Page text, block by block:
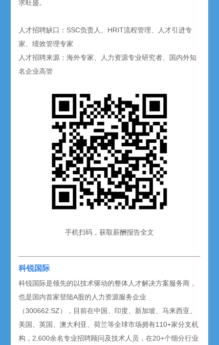
求旺盛。
人才招聘缺口：SSC负责人、HRIT流程管理、人才引进专
家、绩效管理专家
人才招聘来源：海外专家、人力资源专业研究者、国内外知
名企业高管
手机扫码，获取薪酬报告全文
科锐国际
科锐国际是领先的以技术驱动的整体人才解决方案服务商，
也是国内首家登陆A股的人力资源服务企业
（300662.SZ），目前在中国、印度、新加坡、马来西亚、
美国、英国、澳大利亚、荷兰等全球市场拥有110+家分支机
构，2,600余名专业招聘顾问及技术人员，在20+个细分行业